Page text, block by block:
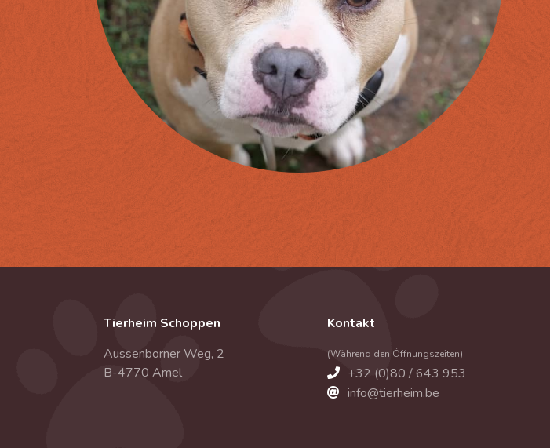
Tierheim Schoppen
Aussenborner Weg, 2
B-4770 Amel
Kontakt
(Während den Öffnungszeiten)
+32 (0)80 / 643 953
info@tierheim.be